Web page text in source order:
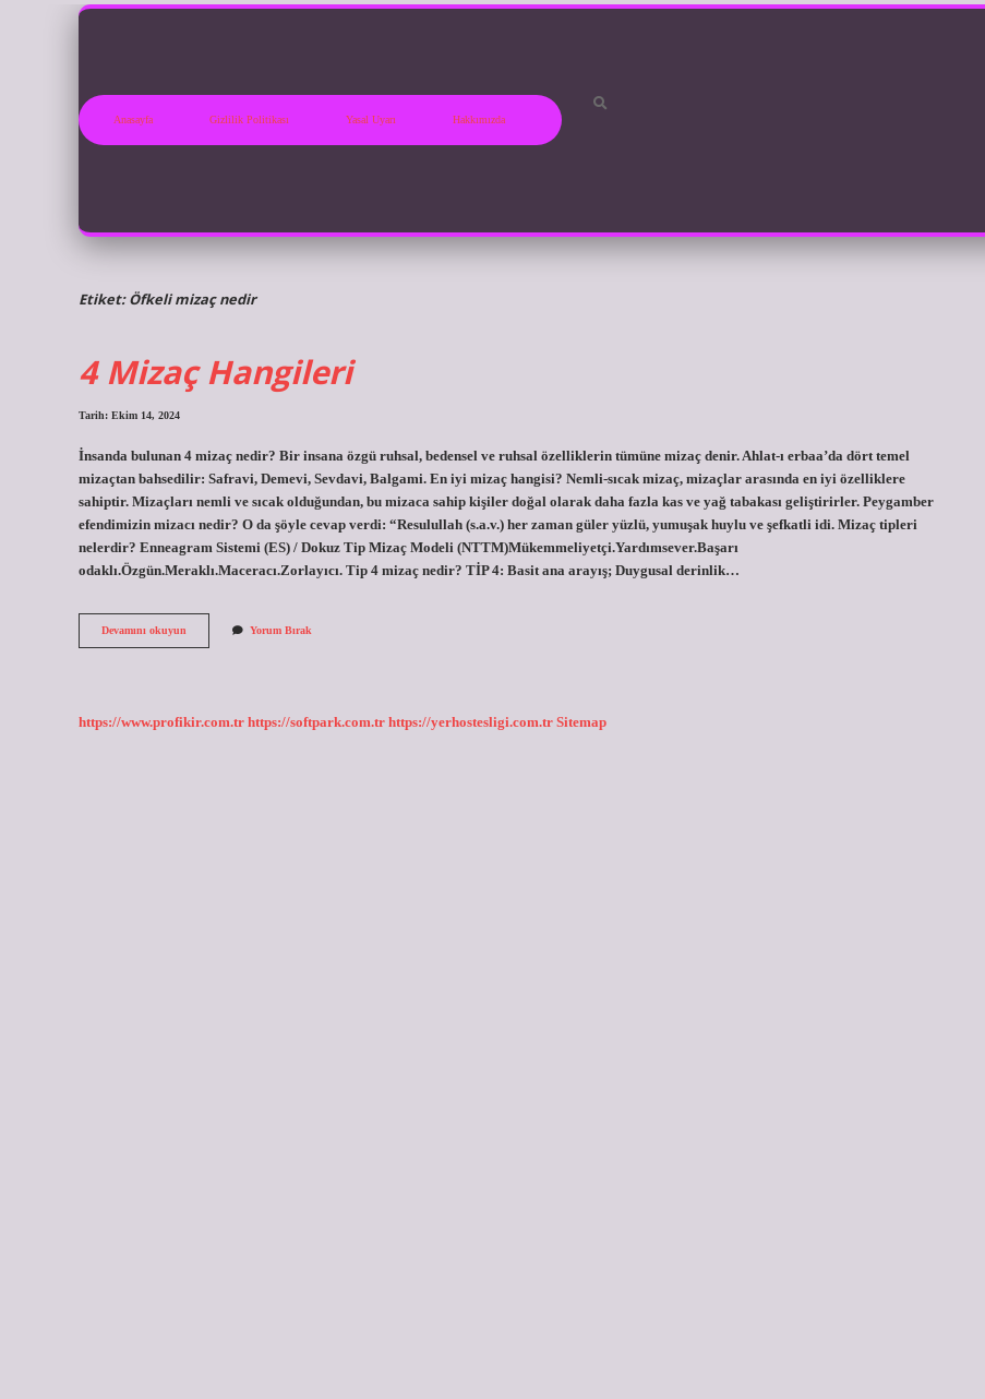
Anasayfa Gizlilik Politikası Yasal Uyarı Hakkımızda
Etiket:Öfkeli mizaç nedir
4 Mizaç Hangileri
Tarih: Ekim 14, 2024
İnsanda bulunan 4 mizaç nedir? Bir insana özgü ruhsal, bedensel ve ruhsal özelliklerin tümüne mizaç denir. Ahlat-ı erbaa’da dört temel
mizaçtan bahsedilir: Safravi, Demevi, Sevdavi, Balgami. En iyi mizaç hangisi? Nemli-sıcak mizaç, mizaçlar arasında en iyi özelliklere
sahiptir. Mizaçları nemli ve sıcak olduğundan, bu mizaca sahip kişiler doğal olarak daha fazla kas ve yağ tabakası geliştirirler. Peygamber
efendimizin mizacı nedir? O da şöyle cevap verdi: “Resulullah (s.a.v.) her zaman güler yüzlü, yumuşak huylu ve şefkatli idi. Mizaç tipleri
nelerdir? Enneagram Sistemi (ES) / Dokuz Tip Mizaç Modeli (NTTM)Mükemmeliyetçi.Yardımsever.Başarı
odaklı.Özgün.Meraklı.Maceracı.Zorlayıcı. Tip 4 mizaç nedir? TİP 4: Basit ana arayış; Duygusal derinlik…
Devamını okuyun
Mizaç
Yorum Bırak
https://www.profikir.com.tr https://softpark.com.tr https://yerhostesligi.com.tr Sitemap